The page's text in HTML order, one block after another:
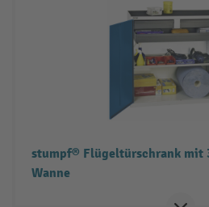
stumpf® Flügeltürschrank mit
Wanne